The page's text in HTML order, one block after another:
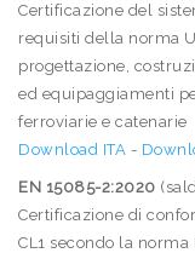
Certificazione del
requisiti della norma
progettazione,
ed equipaggiamenti
ferroviarie e catenarie
Download ITA -
EN 15085-2:2020
Certificazione di
CL1 secondo la